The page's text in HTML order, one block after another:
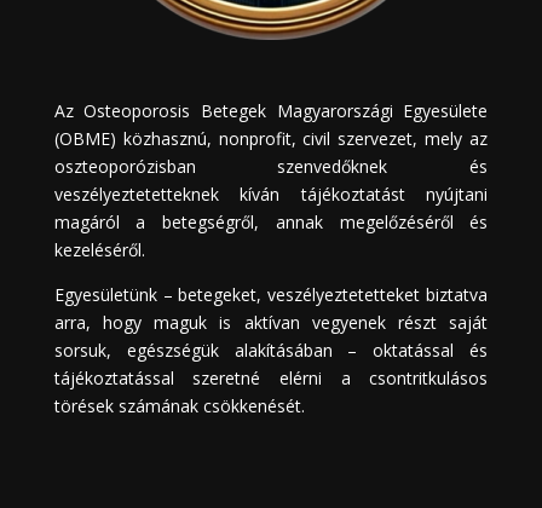
Az Osteoporosis Betegek Magyarországi Egyesülete
(OBME) közhasznú, nonprofit, civil szervezet, mely az
oszteoporózisban szenvedőknek és
veszélyeztetetteknek kíván tájékoztatást nyújtani
magáról a betegségről, annak megelőzéséről és
kezeléséről.
Egyesületünk – betegeket, veszélyeztetetteket biztatva
arra, hogy maguk is aktívan vegyenek részt saját
sorsuk, egészségük alakításában – oktatással és
tájékoztatással szeretné elérni a csontritkulásos
törések számának csökkenését.